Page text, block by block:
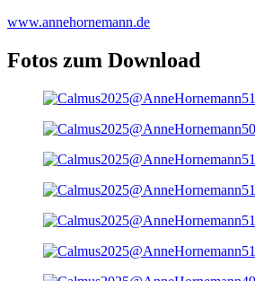
www.annehornemann.de
Fotos zum Download